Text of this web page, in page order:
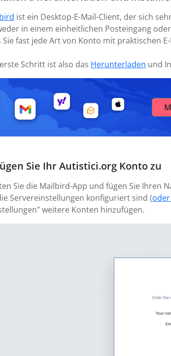
ist ein Desktop-E-Mail-Client, der sich
in einem einheitlichen Posteingang
Sie fast jede Art von Konto mit praktischen
Schritt ist also das Herunterladen und
Sie Ihr Autistici.org Konto zu
Sie die Mailbird-App und fügen Sie Ihren
Servereinstellungen konfiguriert sind (
weitere Konten hinzufügen.